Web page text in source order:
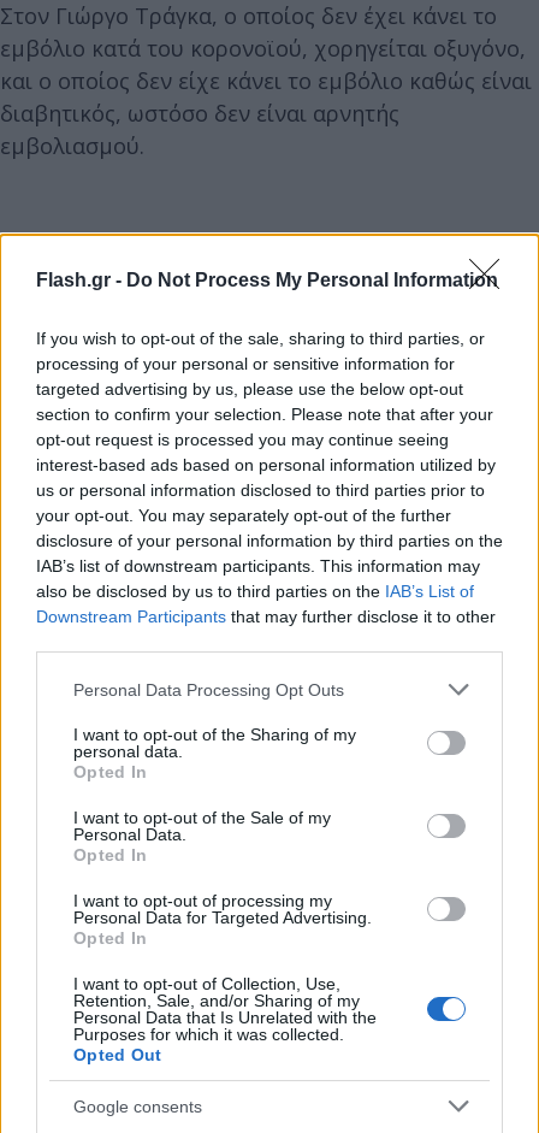
Flash.gr - Do Not Process My Personal Information
If you wish to opt-out of the sale, sharing to third parties, or
processing of your personal or sensitive information for
targeted advertising by us, please use the below opt-out
section to confirm your selection. Please note that after your
opt-out request is processed you may continue seeing
interest-based ads based on personal information utilized by
us or personal information disclosed to third parties prior to
your opt-out. You may separately opt-out of the further
disclosure of your personal information by third parties on the
IAB’s list of downstream participants. This information may
also be disclosed by us to third parties on the IAB’s List of
Downstream Participants that may further disclose it to other
Please note that this website/app uses one or more Google
not limited to your visit or usage behaviour. You may click to
grant or deny consent to Google and its third-party tags to
use your data for below specified purposes in below Google
consent section.
Personal Data Processing Opt Outs
I want to opt-out of the Sharing of my
personal data.
Opted In
I want to opt-out of the Sale of my
Personal Data.
Opted In
I want to opt-out of processing my
Personal Data for Targeted Advertising.
Opted In
I want to opt-out of Collection, Use,
Retention, Sale, and/or Sharing of my
Personal Data that Is Unrelated with the
Purposes for which it was collected.
Opted Out
Google consents
Στον Γιώργο Τράγκα, ο οποίος δεν έχει κάνει το
εμβόλιο κατά του κορονοϊού, χορηγείται οξυγόνο,
και ο οποίος δεν είχε κάνει το εμβόλιο καθώς είναι
διαβητικός, ωστόσο δεν είναι αρνητής
εμβολιασμού.
Σύμφωνα με τον εκπρόσωπο του κόμματός του,
Πάρη Κουρτζίδη, η κατάστασή του είναι σταθερή,
αλλά κρίσιμη. Δεν έχει κριθεί απαραίτητη η